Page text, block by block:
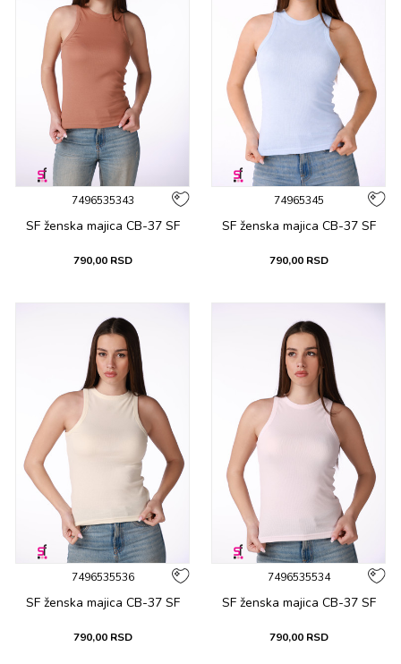
7496535343
SF ženska majica CB-37 SF
790,00 RSD
74965345
SF ženska majica CB-37 SF
790,00 RSD
7496535536
SF ženska majica CB-37 SF
790,00 RSD
7496535534
SF ženska majica CB-37 SF
790,00 RSD